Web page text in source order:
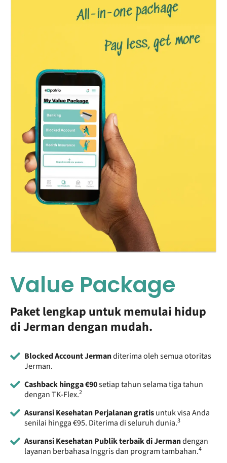
Value Package
Paket lengkap untuk memulai hidup
di Jerman dengan mudah.
Blocked Account Jermanditerima oleh semua otoritas
Jerman.
Cashback hingga €90setiap tahun selama tiga tahun
dengan TK-Flex.2
Asuransi Kesehatan Perjalanan gratisuntuk visa Anda
senilai hingga €95. Diterima di seluruh dunia.3
Asuransi Kesehatan Publik terbaik di Jermandengan
layanan berbahasa Inggris dan program tambahan.4